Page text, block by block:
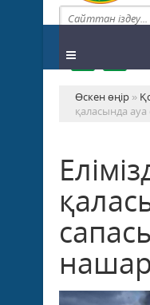
Өскен өңір »
қаласында